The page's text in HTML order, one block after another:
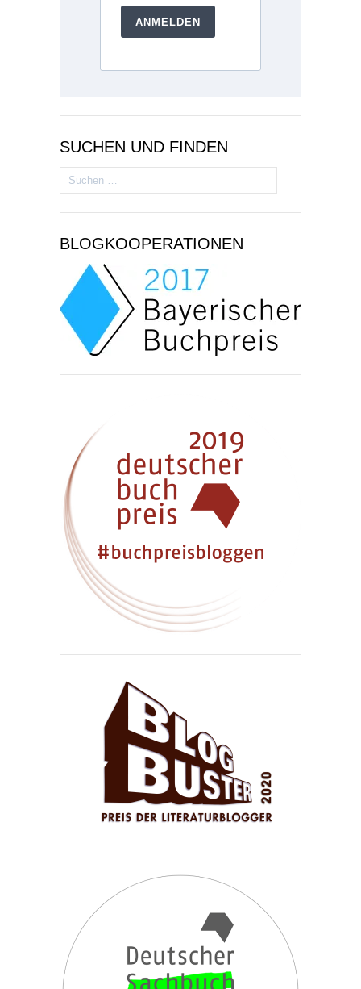
ANMELDEN
SUCHEN UND FINDEN
Suchen
nach:
BLOGKOOPERATIONEN